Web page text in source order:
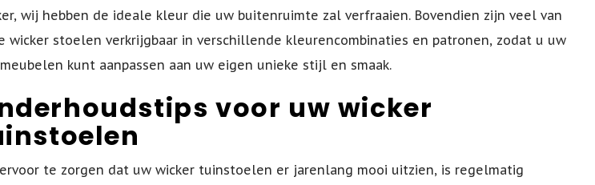
wij hebben de ideale kleur die uw buitenruimte zal verfraaien. Bovendien zijn veel van
wicker stoelen verkrijgbaar in verschillende kleurencombinaties en patronen, zodat u uw
kunt aanpassen aan uw eigen unieke stijl en smaak.
voor uw wicker
ervoor te zorgen dat uw wicker tuinstoelen er jarenlang mooi uitzien, is regelmatig